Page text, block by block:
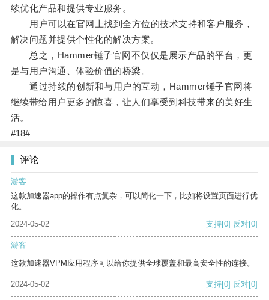
续优化产品和提供专业服务。
用户可以在官网上找到全方位的技术支持和客户服务，
解决问题并提供个性化的解决方案。
总之，Hammer锤子官网不仅仅是展示产品的平台，更
是与用户沟通、体验价值的桥梁。
通过持续的创新和与用户的互动，Hammer锤子官网将
继续带给用户更多的惊喜，让人们享受到科技带来的美好生
活。
#18#
评论
游客
这款加速器app的操作有点复杂，可以简化一下，比如将设置页面进行优
化。
2024-05-02
支持[0] 反对[0]
游客
这款加速器VPM应用程序可以给你提供全球覆盖和最高安全性的连接。
2024-05-02 支持[0] 反对[0]